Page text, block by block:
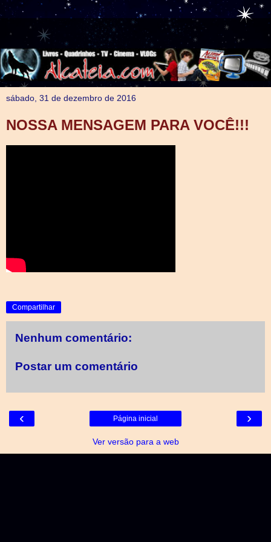
sábado, 31 de dezembro de 2016
NOSSA MENSAGEM PARA VOCÊ!!!
Compartilhar
Nenhum comentário:
Postar um comentário
‹ ›
Página inicial
Ver versão para a web